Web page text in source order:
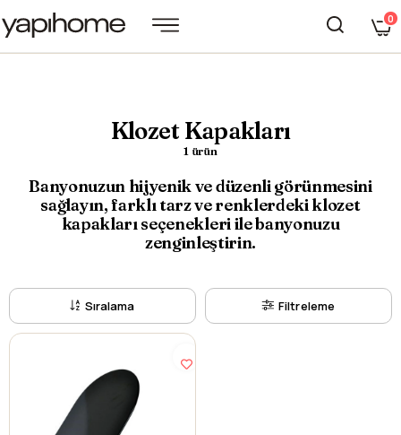
0
Klozet Kapakları
1 ürün
Banyonuzun hijyenik ve düzenli görünmesini
sağlayın, farklı tarz ve renklerdeki klozet
kapakları seçenekleri ile banyonuzu
zenginleştirin.
Filtreleme
Sıralama